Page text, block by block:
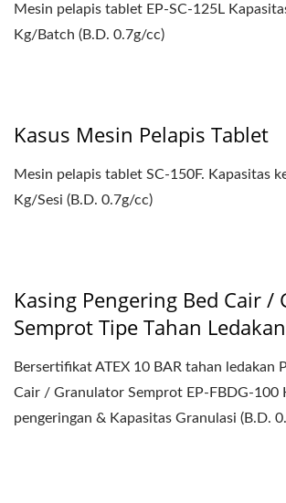
Mesin pelapis tablet EP-SC-125L
Kg/Batch (B.D. 0.7g/cc)
Kasus Mesin Pelapis Tablet
Mesin pelapis tablet SC-150F. Kapasitas
Kg/Sesi (B.D. 0.7g/cc)
Kasing Pengering Bed Cair /
Semprot Tipe Tahan Ledakan
Bersertifikat ATEX 10 BAR tahan ledakan
Cair / Granulator Semprot EP-FBDG-100
pengeringan & Kapasitas Granulasi (B.D.